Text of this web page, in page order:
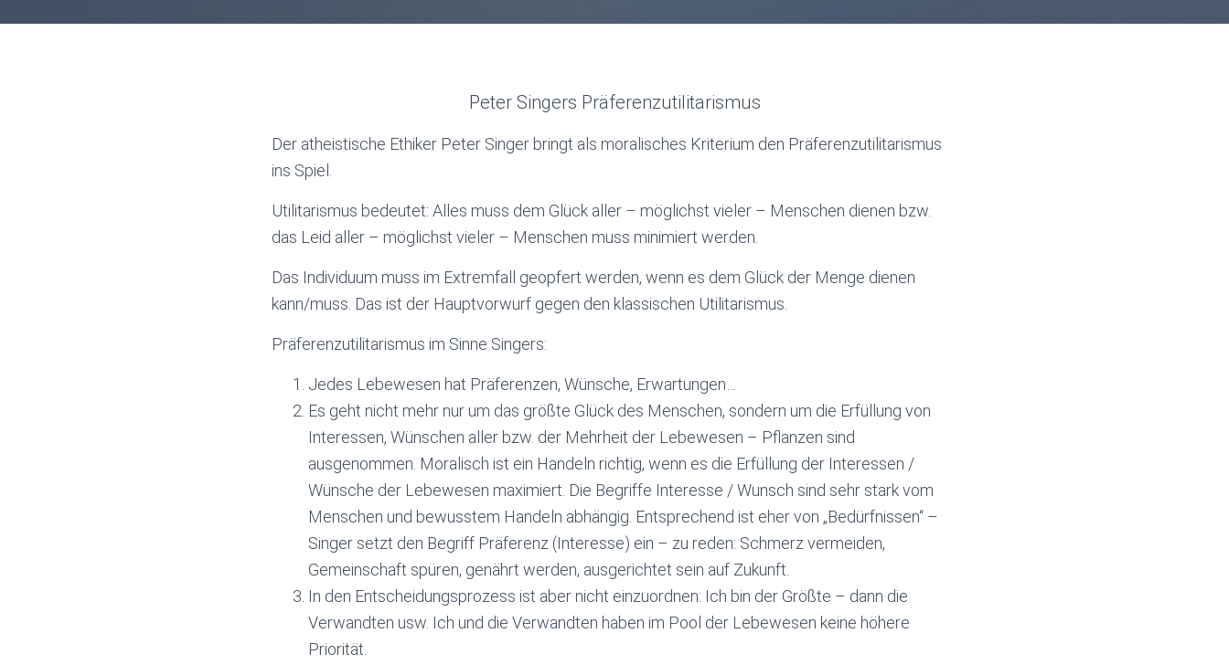
Peter Singers Präferenzutilitarismus
Der atheistische Ethiker Peter Singer bringt als moralisches Kriterium den Präferenzutilitarismus
ins Spiel.
Utilitarismus bedeutet: Alles muss dem Glück aller – möglichst vieler – Menschen dienen bzw.
das Leid aller – möglichst vieler – Menschen muss minimiert werden.
Das Individuum muss im Extremfall geopfert werden, wenn es dem Glück der Menge dienen
kann/muss. Das ist der Hauptvorwurf gegen den klassischen Utilitarismus.
Präferenzutilitarismus im Sinne Singers:
Jedes Lebewesen hat Präferenzen, Wünsche, Erwartungen…
Es geht nicht mehr nur um das größte Glück des Menschen, sondern um die Erfüllung von
Interessen, Wünschen aller bzw. der Mehrheit der Lebewesen – Pflanzen sind
ausgenommen. Moralisch ist ein Handeln richtig, wenn es die Erfüllung der Interessen /
Wünsche der Lebewesen maximiert. Die Begriffe Interesse / Wunsch sind sehr stark vom
Menschen und bewusstem Handeln abhängig. Entsprechend ist eher von „Bedürfnissen“ –
Singer setzt den Begriff Präferenz (Interesse) ein – zu reden: Schmerz vermeiden,
Gemeinschaft spüren, genährt werden, ausgerichtet sein auf Zukunft.
In den Entscheidungsprozess ist aber nicht einzuordnen: Ich bin der Größte – dann die
Verwandten usw. Ich und die Verwandten haben im Pool der Lebewesen keine höhere
Priorität.